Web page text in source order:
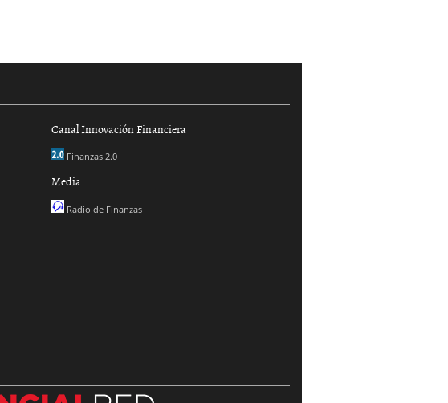
Canal Innovación Financiera
Finanzas 2.0
Media
Radio de Finanzas